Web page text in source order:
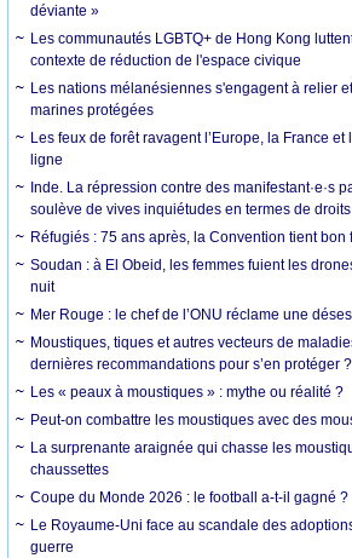
déviante »
Les communautés LGBTQ+ de Hong Kong
contexte de réduction de l'espace civique
Les nations mélanésiennes s'engagent à relier
marines protégées
Les feux de forêt ravagent l’Europe, la France et
ligne
Inde. La répression contre des manifestant·e·s
soulève de vives inquiétudes en termes de
Réfugiés : 75 ans après, la Convention tient bon
Soudan : à El Obeid, les femmes fuient les
nuit
Mer Rouge : le chef de l’ONU réclame une
Moustiques, tiques et autres vecteurs de
dernières recommandations pour s’en protéger ?
Les « peaux à moustiques » : mythe ou réalité ?
Peut-on combattre les moustiques avec des
La surprenante araignée qui chasse les
chaussettes
Coupe du Monde 2026 : le football a-t-il gagné ?
Le Royaume-Uni face au scandale des
guerre